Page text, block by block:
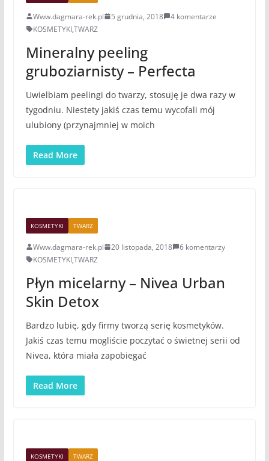
Www.dagmara-rek.pl 5 grudnia, 2018
4 komentarze
KOSMETYKI,TWARZ
Mineralny peeling
gruboziarnisty – Perfecta
Uwielbiam peelingi do twarzy, stosuję je dwa razy w
tygodniu. Niestety jakiś czas temu wycofali mój
ulubiony (przynajmniej w moich
Read More
KOSMETYKI TWARZ
Www.dagmara-rek.pl 20 listopada, 2018
6 komentarzy
KOSMETYKI,TWARZ
Płyn micelarny – Nivea Urban
Skin Detox
Bardzo lubię, gdy firmy tworzą serię kosmetyków.
Jakiś czas temu mogliście poczytać o świetnej serii od
Nivea, która miała zapobiegać
Read More
KOSMETYKI TWARZ